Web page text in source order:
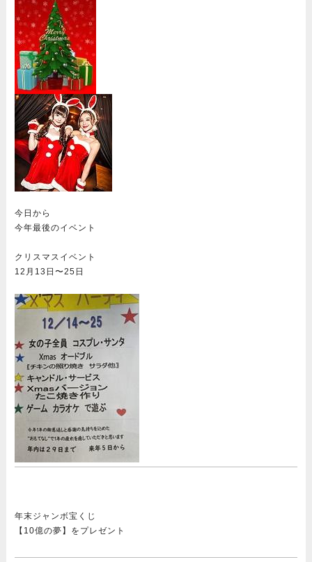
今日から
今年最後のイベント
クリスマスイベント
12月13日〜25日
年末ジャンボ宝くじ
【10億の夢】をプレゼント